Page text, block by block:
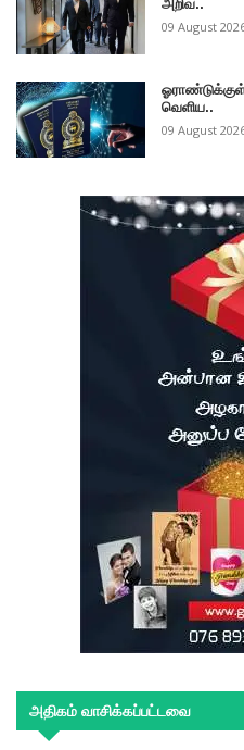
அறிவ..
09 August
வெளிய..
09 August
அதிகம் வாசிக்கப்பட்டவை